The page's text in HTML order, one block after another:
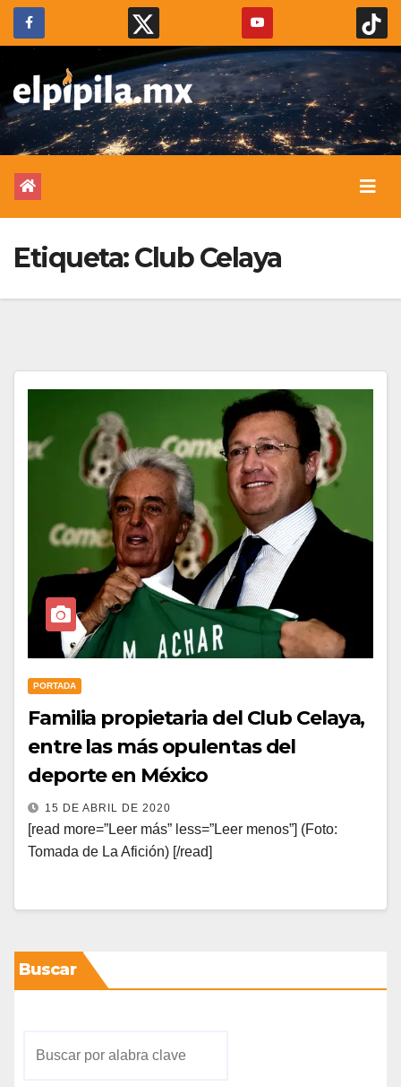
Etiqueta:Club Celaya
PORTADA
Familia propietaria del Club Celaya,
entre las más opulentas del
deporte en México
15 DE ABRIL DE 2020
[read more=”Leer más” less=”Leer menos”] (Foto:
Tomada de La Afición) [/read]
Buscar